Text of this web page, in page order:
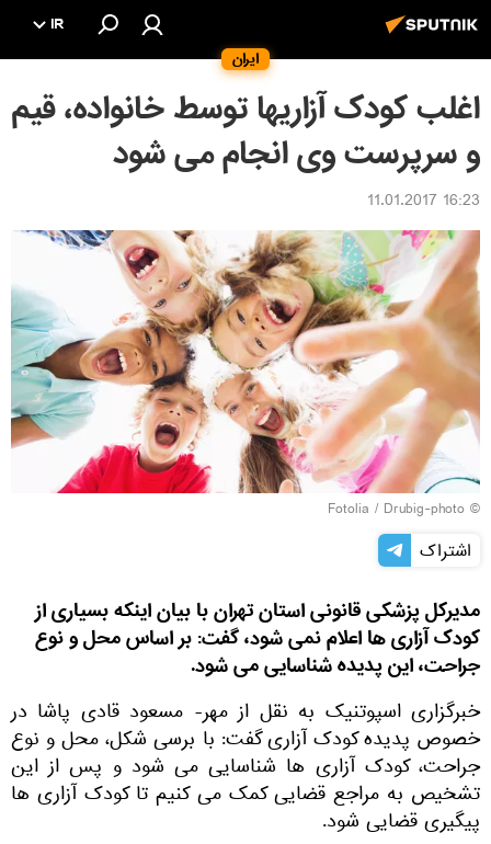
ایران
IR
اغلب کودک آزاریها توسط خانواده، قیم
و سرپرست وی انجام می شود
16:23 11.01.2017
©
Fotolia / Drubig-photo
اشتراک
مدیرکل پزشکی قانونی استان تهران با بیان اینکه بسیاری از
کودک آزاری ها اعلام نمی شود، گفت: بر اساس محل و نوع
جراحت، این پدیده شناسایی می شود.
خبرگزاری اسپوتنیک به نقل از مهر- مسعود قادی پاشا در
خصوص پدیده کودک آزاری گفت: با برسی شکل، محل و نوع
جراحت، کودک آزاری ها شناسایی می شود و پس از این
تشخیص به مراجع قضایی کمک می کنیم تا کودک آزاری ها
پیگیری قضایی شود.